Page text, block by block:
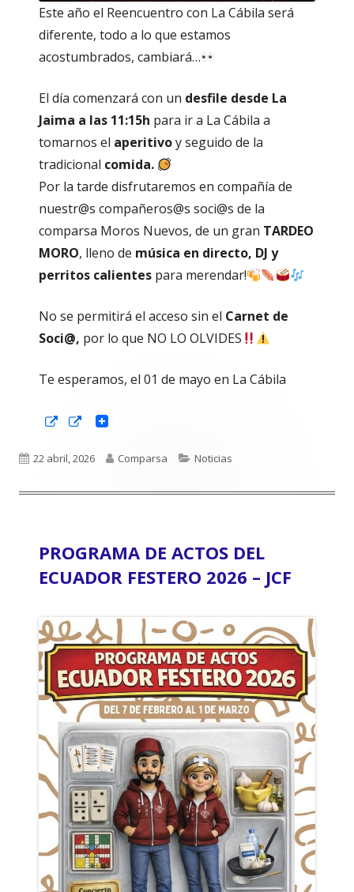
Este año el Reencuentro con La Cábila será
diferente, todo a lo que estamos
acostumbrados, cambiará…
El día comenzará con un desfile desde La
Jaima a las 11:15h para ir a La Cábila a
tomarnos el aperitivoy seguido de la
tradicional comida.
Por la tarde disfrutaremos en compañía de
nuestr@s compañeros@s soci@s de la
comparsa Moros Nuevos, de un gran TARDEO
MORO, lleno de música en directo, DJ y
perritos calientes para merendar!
No se permitirá el acceso sin el Carnet de
Soci@, por lo que NO LO OLVIDES
Te esperamos, el 01 de mayo en La Cábila
Abrir
ventana
Abrir
ventana
Publicado
22 abril, 2026 Autor
Comparsa Categorías
Noticias
PROGRAMA DE ACTOS DEL
ECUADOR FESTERO 2026 – JCF